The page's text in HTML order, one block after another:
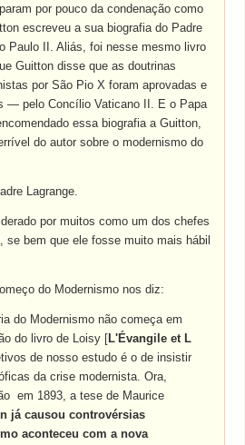
por pouco da condenação como
escreveu a sua biografia do Padre
Paulo II. Aliás, foi nesse mesmo livro
Guitton disse que as doutrinas
por São Pio X foram aprovadas e
— pelo Concílio Vaticano II. E o Papa
essa biografia a Guitton,
do autor sobre o modernismo do
Lagrange.
por muitos como um dos chefes
se bem que ele fosse muito mais hábil
do Modernismo nos diz:
do Modernismo não começa em
do livro de Loisy [L'Évangile et L
de nosso estudo é o de insistir
da crise modernista. Ora,
em 1893, a tese de Maurice
já causou controvérsias
aconteceu com a nova